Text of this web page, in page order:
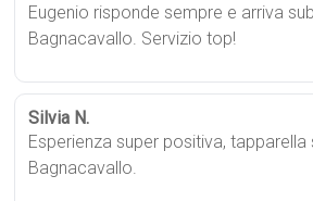
Eugenio risponde sempre e arriva
Bagnacavallo. Servizio top!
Silvia N.
Esperienza super positiva,
Bagnacavallo.